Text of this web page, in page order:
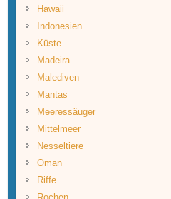
Hawaii
Indonesien
Küste
Madeira
Malediven
Mantas
Meeressäuger
Mittelmeer
Nesseltiere
Oman
Riffe